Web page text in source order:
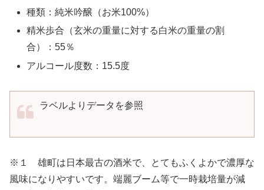
種類：純米吟醸（お米100%）
精米歩合（玄米の重量に対する白米の重量の割
合）：55％
アルコール度数：15.5度
ラベルよりデータを参照
※１ 雄町は日本最古の酒米で、とてもふくよかで濃厚な
風味になりやすいです。端麗ブーム等で一時栽培量が減